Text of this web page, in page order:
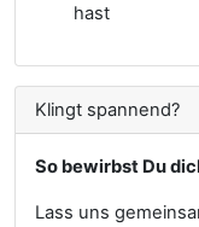
hast
Klingt spannend?
So bewirbst Du
Lass uns